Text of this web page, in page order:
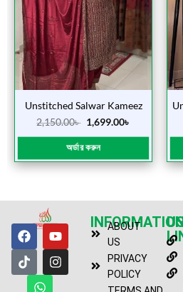
Unstitched Salwar Kameez
(Vipul Merun)
2,150.00৳ 1,699.00৳
অর্ডার করুন
ABOUT
US
PRIVACY
POLICY